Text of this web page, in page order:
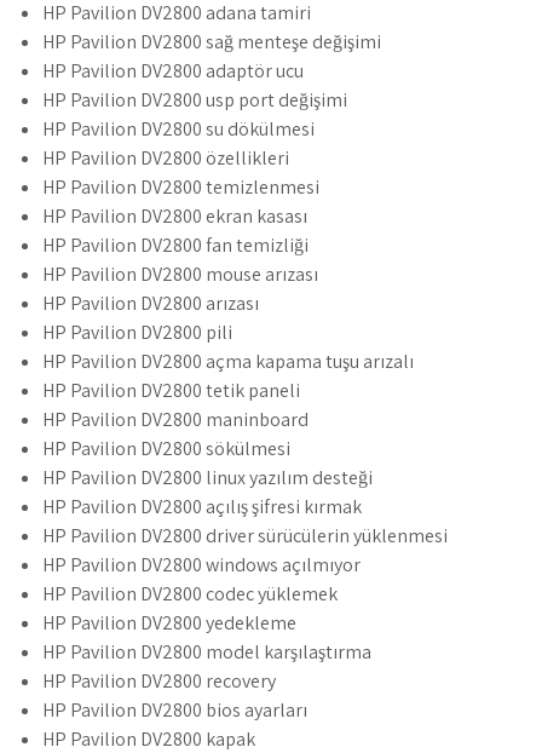
HP Pavilion DV2800 adana tamiri
HP Pavilion DV2800 sağ menteşe değişimi
HP Pavilion DV2800 adaptör ucu
HP Pavilion DV2800 usp port değişimi
HP Pavilion DV2800 su dökülmesi
HP Pavilion DV2800 özellikleri
HP Pavilion DV2800 temizlenmesi
HP Pavilion DV2800 ekran kasası
HP Pavilion DV2800 fan temizliği
HP Pavilion DV2800 mouse arızası
HP Pavilion DV2800 arızası
HP Pavilion DV2800 pili
HP Pavilion DV2800 açma kapama tuşu arızalı
HP Pavilion DV2800 tetik paneli
HP Pavilion DV2800 maninboard
HP Pavilion DV2800 sökülmesi
HP Pavilion DV2800 linux yazılım desteği
HP Pavilion DV2800 açılış şifresi kırmak
HP Pavilion DV2800 driver sürücülerin yüklenmesi
HP Pavilion DV2800 windows açılmıyor
HP Pavilion DV2800 codec yüklemek
HP Pavilion DV2800 yedekleme
HP Pavilion DV2800 model karşılaştırma
HP Pavilion DV2800 recovery
HP Pavilion DV2800 bios ayarları
HP Pavilion DV2800 kapak